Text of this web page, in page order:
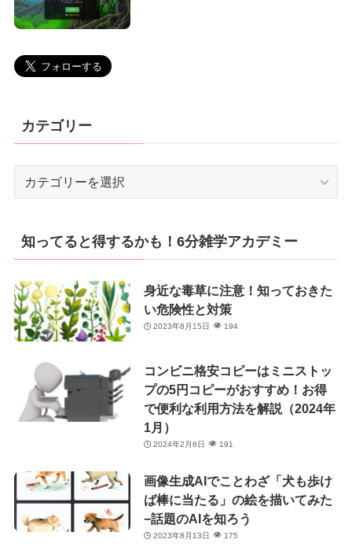
カテゴリー
リ
ー
知ってると得するかも！6分雑学アカデミー
身近な毒草に注意！知っておきた
い危険性と対策
2023年8月15日 194
コンビニ格安コピーはミニストッ
プの5円コピーがおすすめ！お得
で便利な利用方法を解説（2024年
1月）
2024年2月6日 191
画像生成AIでことわざ「犬も歩け
ば棒に当たる」の絵を描いてみた
−話題のAIを知ろう
2023年8月13日 175